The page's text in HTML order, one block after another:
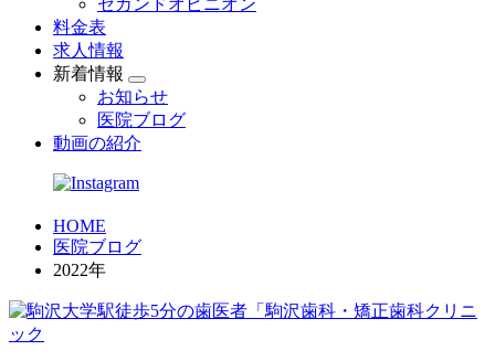
セカンドオピニオン
料金表
求人情報
新着情報
お知らせ
医院ブログ
動画の紹介
HOME
医院ブログ
2022年